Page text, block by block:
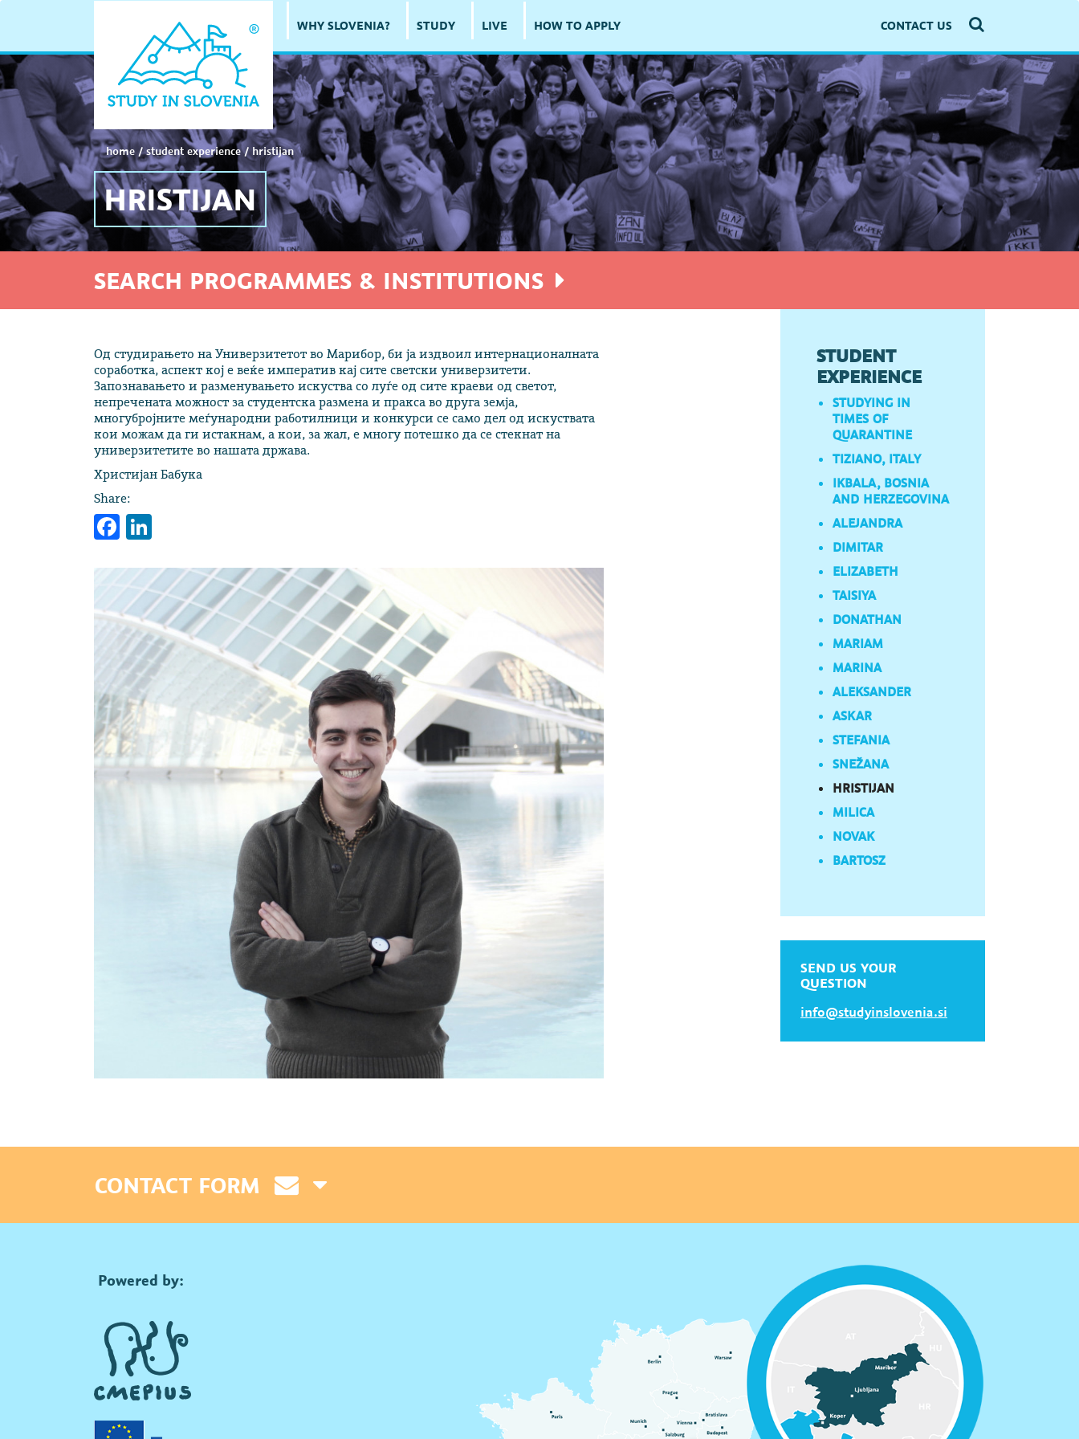
CONTACT US
WHY SLOVENIA? STUDY LIVE HOW TO APPLY
home /student experience/ hristijan
HRISTIJAN
SEARCH PROGRAMMES & INSTITUTIONS
Од студирањето на Универзитетот во Марибор, би ја издвоил интернационалната
соработка, аспект кој е веќе императив кај сите светски универзитети.
Запознавањето и разменувањето искуства со луѓе од сите краеви од светот,
непречената можност за студентска размена и пракса во друга земја,
многубројните меѓународни работилници и конкурси се само дел од искуствата
кои можам да ги истакнам, а кои, за жал, е многу потешко да се стекнат на
универзитетите во нашата држава.
Христијан Бабука
Share:
Facebook
STUDENT
EXPERIENCE
STUDYING IN
TIMES OF
QUARANTINE
TIZIANO, ITALY
IKBALA, BOSNIA
AND HERZEGOVINA
ALEJANDRA
DIMITAR
ELIZABETH
TAISIYA
DONATHAN
MARIAM
MARINA
ALEKSANDER
ASKAR
STEFANIA
SNEŽANA
HRISTIJAN
MILICA
NOVAK
BARTOSZ
SEND US YOUR
QUESTION
info@studyinslovenia.si
CONTACT FORM
Powered by: